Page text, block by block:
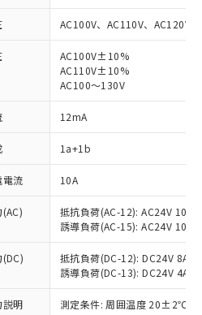
AC100V、AC110V、AC120V
AC100V±10%
AC110V±10%
AC100～130V
12mA
1a+1b
電流 10A
抵抗負荷(AC-12): AC24V 10A/
誘導負荷(AC-15): AC24V
抵抗負荷(DC-12): DC24V 8A/
誘導負荷(DC-13): DC24V 4A/
説明 測定条件: 周囲温度 20±2℃、
いただき、同意のうえ
指令（10物質）の
品が提供可能な商品で
指令（10物質）の非含
切り替える予定のある
RoHS指令（10物質）の
品で、対応品を出す予